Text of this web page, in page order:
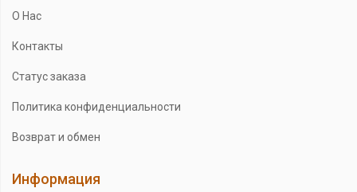
О Нас
Контакты
Статус заказа
Политика конфиденциальности
Возврат и обмен
Информация